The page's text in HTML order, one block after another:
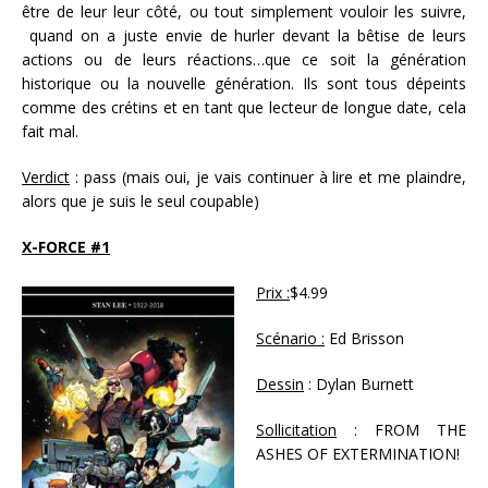
être de leur leur côté, ou tout simplement vouloir les suivre,
quand on a juste envie de hurler devant la bêtise de leurs
actions ou de leurs réactions…que ce soit la génération
historique ou la nouvelle génération. Ils sont tous dépeints
comme des crétins et en tant que lecteur de longue date, cela
fait mal.
Verdict : pass (mais oui, je vais continuer à lire et me plaindre,
alors que je suis le seul coupable)
X-FORCE #1
Prix :$4.99
Scénario : Ed Brisson
Dessin : Dylan Burnett
Sollicitation : FROM THE
ASHES OF EXTERMINATION!